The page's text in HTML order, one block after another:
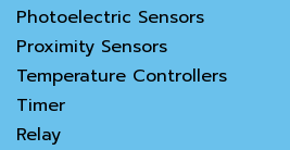
Photoelectric Sensors
Proximity Sensors
Temperature Controllers
Timer
Relay